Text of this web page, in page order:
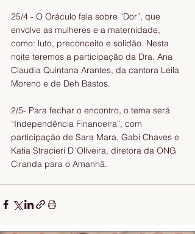
25/4 - O Oráculo fala sobre “Dor”, que
envolve as mulheres e a maternidade,
como: luto, preconceito e solidão. Nesta
noite teremos a participação da Dra. Ana
Claudia Quintana Arantes, da cantora Leila
Moreno e de Deh Bastos.
2/5- Para fechar o encontro, o tema será
“Independência Financeira”, com
participação de Sara Mara, Gabi Chaves e
Katia Stracieri D´Oliveira, diretora da ONG
Ciranda para o Amanhã.